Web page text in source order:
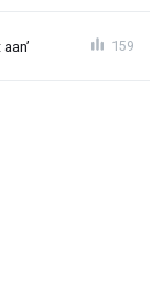
159